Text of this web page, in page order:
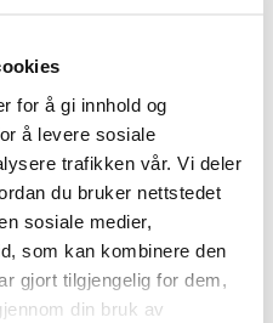
for å gi innhold og
å levere sosiale
trafikken vår. Vi deler
du bruker nettstedet
sosiale medier,
som kan kombinere den
gjort tilgjengelig for dem,
din bruk av
Denmark you will
waterworks with two
equipment.